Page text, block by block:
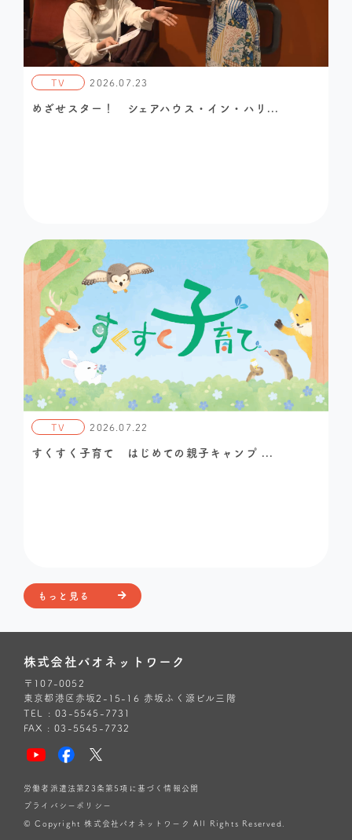
TV 2026.07.23
めざせスター！ シェアハウス・イン・ハリ...
TV 2026.07.22
すくすく子育て はじめての親子キャンプ ...
もっと見る
株式会社パオネットワーク
〒107-0052
東京都港区赤坂2-15-16 赤坂ふく源ビル三階
TEL : 03-5545-7731
FAX : 03-5545-7732
労働者派遣法第23条第5項に基づく情報公開
プライバシーポリシー
© Copyright 株式会社パオネットワーク All Rights Reserved.